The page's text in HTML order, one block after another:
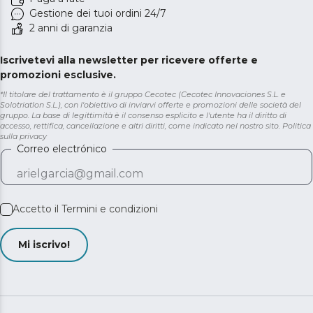
Gestione dei tuoi ordini 24/7
2 anni di garanzia
Iscrivetevi alla newsletter per ricevere offerte e
promozioni esclusive.
*Il titolare del trattamento è il gruppo Cecotec (Cecotec Innovaciones S.L. e
Solotriatlon S.L.), con l'obiettivo di inviarvi offerte e promozioni delle società del
gruppo. La base di legittimità è il consenso esplicito e l'utente ha il diritto di
accesso, rettifica, cancellazione e altri diritti, come indicato nel nostro sito. Politica
sulla privacy
Correo electrónico
Accetto il Termini e condizioni
Mi iscrivo!